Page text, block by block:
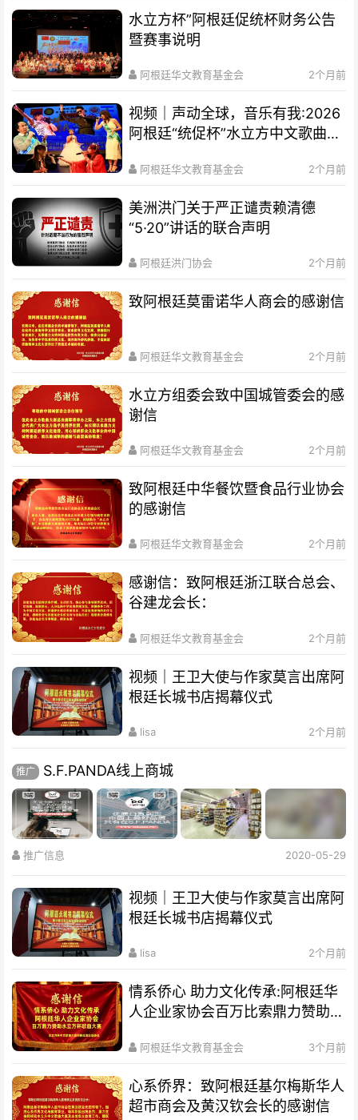
水立方杯”阿根廷促统杯财务公告
暨赛事说明
阿根廷华文教育基金会 2个月前
视频｜声动全球，音乐有我:2026
阿根廷“统促杯”水立方中文歌曲大
阿根廷华文教育基金会 2个月前
美洲洪门关于严正谴责赖清德
“5·20”讲话的联合声明
阿根廷洪门协会 2个月前
致阿根廷莫雷诺华人商会的感谢信
阿根廷华文教育基金会 2个月前
水立方组委会致中国城管委会的感
谢信
阿根廷华文教育基金会 2个月前
致阿根廷中华餐饮暨食品行业协会
的感谢信
阿根廷华文教育基金会 2个月前
感谢信：致阿根廷浙江联合总会、
谷建龙会长：
阿根廷华文教育基金会 2个月前
视频｜王卫大使与作家莫言出席阿
根廷长城书店揭幕仪式
lisa 2个月前
推广 S.F.PANDA线上商城
推广信息 2020-05-29
视频｜王卫大使与作家莫言出席阿
根廷长城书店揭幕仪式
lisa 2个月前
情系侨心 助力文化传承:阿根廷华
人企业家协会百万比索鼎力赞助水
阿根廷华文教育基金会 3个月前
心系侨界​：致阿根廷基尔梅斯华人
超市商会及黄汉钦会长的感谢信